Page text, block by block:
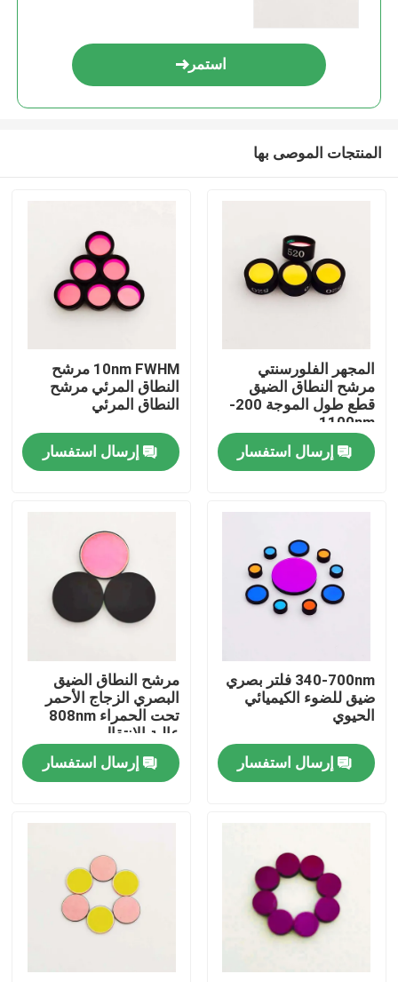
منزل
أشرطة فيديو
جولة في المعمل
ضبط الجودة
طلب اقتباس
مرشح النطاق البصري
فلتر الفلوريسانس
استمر
المنتجات الموصى بها
المجهر الفلورسنتي
مرشح النطاق الضيق
قطع طول الموجة 200-
1100nm
إرسال استفسار
10nm FWHM مرشح
النطاق المرئي مرشح
النطاق المرئي
إرسال استفسار
340-700nm فلتر بصري
ضيق للضوء الكيميائي
الحيوي
إرسال استفسار
مرشح النطاق الضيق
البصري الزجاج الأحمر
تحت الحمراء 808nm
عالية الانتقال
إرسال استفسار